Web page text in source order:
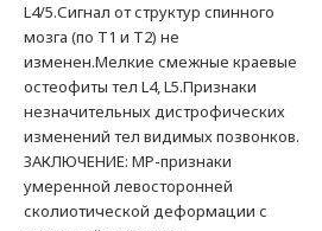
L4/5.Сигнал от структур спинного
мозга (по Т1 и Т2) не
изменен.Мелкие смежные краевые
остеофиты тел L4, L5.Признаки
незначительных дистрофических
изменений тел видимых позвонков.
ЗАКЛЮЧЕНИЕ: МР-признаки
умеренной левосторонней
сколиотической деформации с